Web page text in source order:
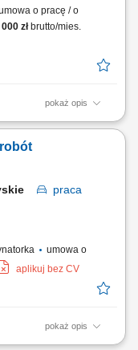
o pracę / o
złbrutto/mies.
pokaż opis
Albertville)
znajomość języka
możliwością powrotu w
praca
umowa o
aplikuj bez CV
pokaż opis
elektrycznej i